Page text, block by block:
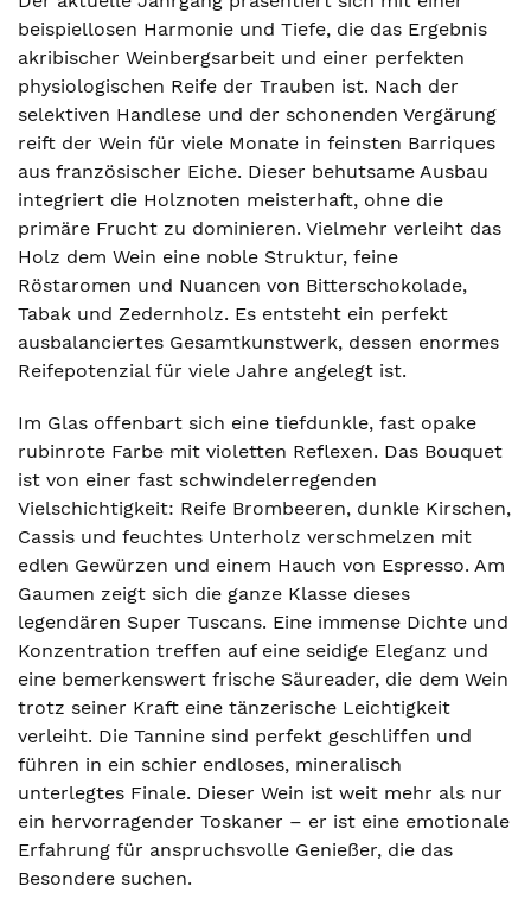
beispiellosen Harmonie und Tiefe, die das Ergebnis
akribischer Weinbergsarbeit und einer perfekten
physiologischen Reife der Trauben ist. Nach der
selektiven Handlese und der schonenden Vergärung
reift der Wein für viele Monate in feinsten Barriques
aus französischer Eiche. Dieser behutsame Ausbau
integriert die Holznoten meisterhaft, ohne die
primäre Frucht zu dominieren. Vielmehr verleiht das
Holz dem Wein eine noble Struktur, feine
Röstaromen und Nuancen von Bitterschokolade,
Tabak und Zedernholz. Es entsteht ein perfekt
ausbalanciertes Gesamtkunstwerk, dessen enormes
Reifepotenzial für viele Jahre angelegt ist.
Im Glas offenbart sich eine tiefdunkle, fast opake
rubinrote Farbe mit violetten Reflexen. Das Bouquet
ist von einer fast schwindelerregenden
Vielschichtigkeit: Reife Brombeeren, dunkle Kirschen,
Cassis und feuchtes Unterholz verschmelzen mit
edlen Gewürzen und einem Hauch von Espresso. Am
Gaumen zeigt sich die ganze Klasse dieses
legendären Super Tuscans. Eine immense Dichte und
Konzentration treffen auf eine seidige Eleganz und
eine bemerkenswert frische Säureader, die dem Wein
trotz seiner Kraft eine tänzerische Leichtigkeit
verleiht. Die Tannine sind perfekt geschliffen und
führen in ein schier endloses, mineralisch
unterlegtes Finale. Dieser Wein ist weit mehr als nur
ein hervorragender Toskaner – er ist eine emotionale
Erfahrung für anspruchsvolle Genießer, die das
Besondere suchen.